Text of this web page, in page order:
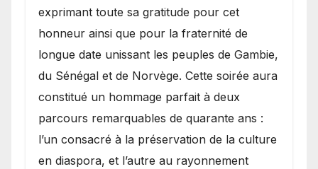
exprimant toute sa gratitude pour cet
honneur ainsi que pour la fraternité de
longue date unissant les peuples de Gambie,
du Sénégal et de Norvège. Cette soirée aura
constitué un hommage parfait à deux
parcours remarquables de quarante ans :
l’un consacré à la préservation de la culture
en diaspora, et l’autre au rayonnement